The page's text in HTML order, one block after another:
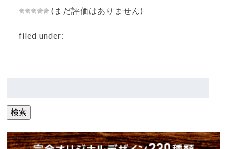
(まだ評価はありません)
filed under:
検索